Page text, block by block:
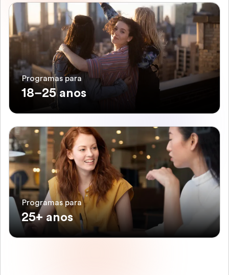
Programas para
18–25 anos
Programas para
25+ anos